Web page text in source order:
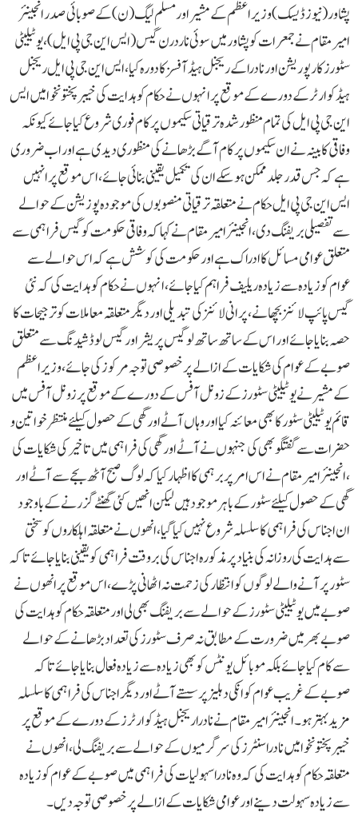
پشاور(نیوز ڈیسک)وزیر اعظم کے مشیر اور مسلم لیگ (ن) کے صوبائی صدر انجینئر
امیر مقام نے جمعرات کو پشاور میں سوئی ناردرن گیس (ایس این جی پی ایل)، یوٹیلیٹی
سٹورز کارپوریشن اور نادرا کے ریجنل ہیڈ آفسز کا دورہ کیا ، ایس این جی پی ایل ریجنل
ہیڈ کوارٹرکے دو رے کے موقع پر انہوں نے حکام کو ہدایت کی خیبر پختونخوا میں ایس
این جی پی ایل کی تمام منظور شدہ ترقیاتی سکیموں پر کام فوری شروع کیا جائے کیونکہ
وفاقی کابینہ نے ان سکیموں پر کام آگے بڑھانے کی منظوری دیدی ہے اور اب ضروری
ہے کہ جس قدر جلد ممکن ہو سکے ان کی تکمیل یقینی بنائی جائے، اس موقع پر انہیں
ایس این جی پی ایل حکام نے متعلقہ ترقیاتی منصوبوں کی موجودہ پوزیشن کے حوالے
سے تفصیلی بریفنگ دی ،انجینئر امیر مقام نے کہا کہ وفاقی حکومت کو گیس فراہمی سے
متعلق عوامی مسائل کا ادراک ہے اور حکومت کی کوشش ہے کہ اس حوالے سے
عوام کو زیادہ سے زیادہ ریلیف فراہم کیا جائے ، انہوں نے حکام کو ہدایت کی کہ نئی
گیس پائپ لائنز بچھانے ، پرانی لائنز کی تبدیلی اور دیگر متعلقہ معاملات کو ترجیحات کا
حصہ بنایا جائے اور اس کے ساتھ ساتھ لوگیس پریشر اورگیس لوڈ شیدنگ سے متعلق
صوبے کے عوام کی شکایات کے ازالے پر خصو صی توجہ مرکوز کی جائے ،وزیر اعظم
کے مشیر نے یوٹیلیٹی سٹورز کے زونل آفس کے دورے کے موقع پر زونل آفس میں
قائم یوٹیلیٹی سٹور کا بھی معائنہ کیا اور وہاں آٹے اور گھی کے حصول کیلئے منتظر خواتین و
حضرات سے گفتگو بھی کی جنہوں نے آٹے اور گھی کی فراہمی میں تاخیر کی شکایات کی
،انجینئر امیر مقام نے اس امر پر برہمی کا اظہار کیا کہ لوگ صبح آٹھ بجے سے آٹے اور
گھی کے حصول کیلئے سٹور کے باہر موجود ہیں لیکن انھیں کئی گھنٹے گزرنے کے باوجود
ان اجناس کی فراہمی کا سلسلہ شروع نہیں کیا گیا ،انھوں نے متعلقہ اہلکاروں کو سختی
سے ہدایت کی روزانہ کی بنیاد پر مذ کورہ اجناس کی بروقت فراہمی کو یقینی بنایا جائے تاکہ
سٹور پر آنے والے لوگوں کو انتظار کی زحمت نہ اٹھانی پڑے ،اس موقع پر انھوں نے
صوبے میں یوٹیلیٹی سٹورز کے حوالے سے بریفنگ بھی لی اور متعلقہ حکام کو ہدایت کی
صوبے بھر میں ضرورت کے مطابق نہ صرف سٹورز کی تعداد بڑھانے کے حوالے
سے کام کیا جائے بلکہ موبائل یونٹس کو بھی زیادہ سے زیادہ فعال بنایا جائے تاکہ
صوبے کے غریب عوام کو انکی دہلیز پر سستے آٹے اور دیگر اجناس کی فراہمی کا سلسلہ
مزید بہتر ہو۔انجینئر امیر مقام نے نادرا ریجنل ہیڈ کوارٹرز کے دورے کے موقع پر
خیبر پختونخوا میں نادراسنٹرزکی سرگرمیوں کے حوالے سے بریفنگ لی ، انھوں نے
متعلقہ حکام کو ہدایت کی کہ وہ نادراسہولیات کی فراہمی میں صوبے کے عوام کو زیادہ
سے زیادہ سہولت دینے اور عوامی شکایات کے ازالے پر خصوصی توجہ دیں۔